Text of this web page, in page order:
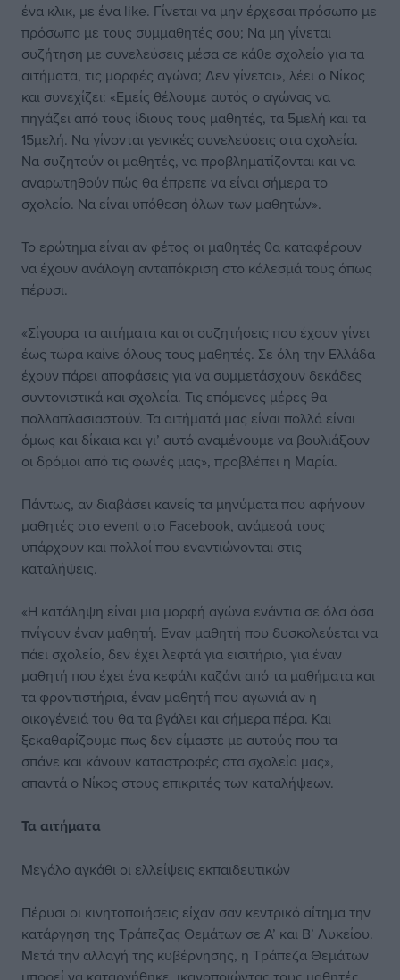
ένα κλικ, με ένα like. Γίνεται να μην έρχεσαι πρόσωπο με
πρόσωπο με τους συμμαθητές σου; Να μη γίνεται
συζήτηση με συνελεύσεις μέσα σε κάθε σχολείο για τα
αιτήματα, τις μορφές αγώνα; Δεν γίνεται», λέει ο Νίκος
και συνεχίζει: «Εμείς θέλουμε αυτός ο αγώνας να
πηγάζει από τους ίδιους τους μαθητές, τα 5μελή και τα
15μελή. Να γίνονται γενικές συνελεύσεις στα σχολεία.
Να συζητούν οι μαθητές, να προβληματίζονται και να
αναρωτηθούν πώς θα έπρεπε να είναι σήμερα το
σχολείο. Να είναι υπόθεση όλων των μαθητών».
Το ερώτημα είναι αν φέτος οι μαθητές θα καταφέρουν
να έχουν ανάλογη ανταπόκριση στο κάλεσμά τους όπως
πέρυσι.
«Σίγουρα τα αιτήματα και οι συζητήσεις που έχουν γίνει
έως τώρα καίνε όλους τους μαθητές. Σε όλη την Ελλάδα
έχουν πάρει αποφάσεις για να συμμετάσχουν δεκάδες
συντονιστικά και σχολεία. Τις επόμενες μέρες θα
πολλαπλασιαστούν. Τα αιτήματά μας είναι πολλά είναι
όμως και δίκαια και γι’ αυτό αναμένουμε να βουλιάξουν
οι δρόμοι από τις φωνές μας», προβλέπει η Μαρία.
Πάντως, αν διαβάσει κανείς τα μηνύματα που αφήνουν
μαθητές στο event στο Facebook, ανάμεσά τους
υπάρχουν και πολλοί που εναντιώνονται στις
καταλήψεις.
«Η κατάληψη είναι μια μορφή αγώνα ενάντια σε όλα όσα
πνίγουν έναν μαθητή. Εναν μαθητή που δυσκολεύεται να
πάει σχολείο, δεν έχει λεφτά για εισιτήριο, για έναν
μαθητή που έχει ένα κεφάλι καζάνι από τα μαθήματα και
τα φροντιστήρια, έναν μαθητή που αγωνιά αν η
οικογένειά του θα τα βγάλει και σήμερα πέρα. Και
ξεκαθαρίζουμε πως δεν είμαστε με αυτούς που τα
σπάνε και κάνουν καταστροφές στα σχολεία μας»,
απαντά ο Νίκος στους επικριτές των καταλήψεων.
Τα αιτήματα
Μεγάλο αγκάθι οι ελλείψεις εκπαιδευτικών
Πέρυσι οι κινητοποιήσεις είχαν σαν κεντρικό αίτημα την
κατάργηση της Τράπεζας Θεμάτων σε Α’ και Β’ Λυκείου.
Μετά την αλλαγή της κυβέρνησης, η Τράπεζα Θεμάτων